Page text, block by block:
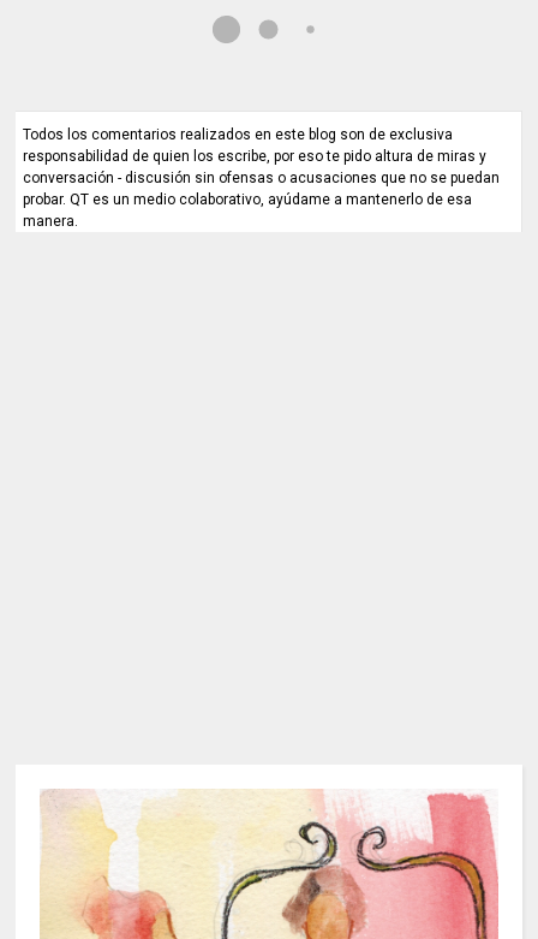
Todos los comentarios realizados en este blog son de exclusiva
responsabilidad de quien los escribe, por eso te pido altura de miras y
conversación - discusión sin ofensas o acusaciones que no se puedan
probar. QT es un medio colaborativo, ayúdame a mantenerlo de esa
manera.